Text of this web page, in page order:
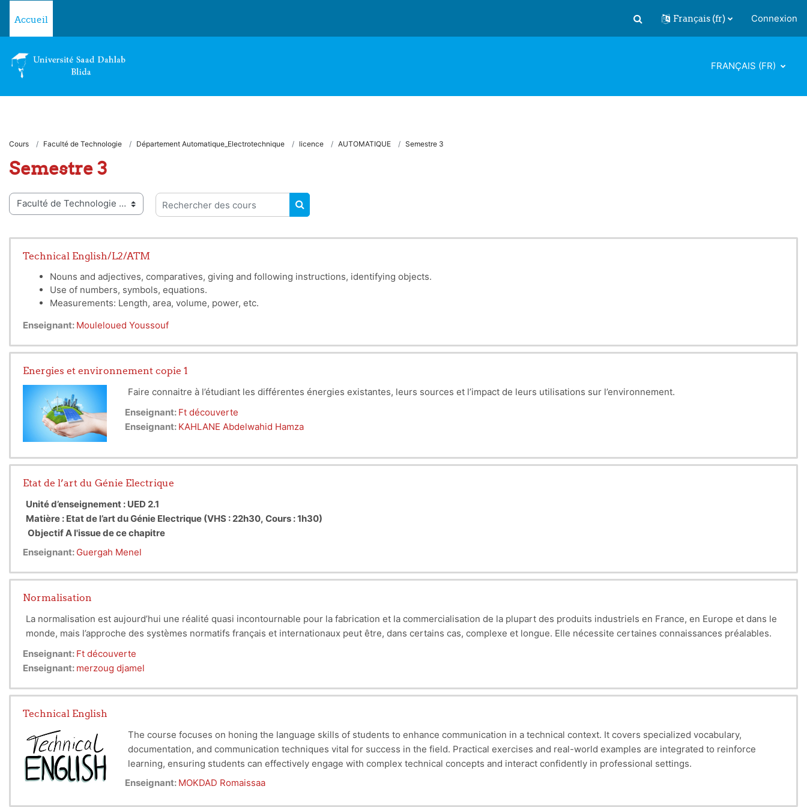
Accueil
Activer/désactiver la saisie de
Français ‎(fr)‎ Connexion
FRANÇAIS ‎(FR)‎
Cours Faculté de Technologie Département Automatique_Electrotechnique licence AUTOMATIQUE Semestre 3
Semestre 3
de cours
Rechercher des cours
RECHERCHER DES COURS
Technical English/L2/ATM
Nouns and adjectives, comparatives, giving and following instructions, identifying objects.
Use of numbers, symbols, equations.
Measurements: Length, area, volume, power, etc.
Characteristics of scientific texts.
Enseignant: Mouleloued Youssouf
Energies et environnement copie 1
Faire connaitre à l’étudiant les différentes énergies existantes, leurs sources et l’impact de leurs utilisations sur l’environnement.
Enseignant: Ft découverte
Enseignant: KAHLANE Abdelwahid Hamza
Etat de l’art du Génie Electrique
Unité d’enseignement : UED 2.1
Matière : Etat de l’art du Génie Electrique (VHS : 22h30, Cours : 1h30)
Objectif A l'issue de ce chapitre
L'étudiant sera a l'issue de ce cours, capable de :
Décrire chaque filière existante en génie électrique et comprendre bien son rôle.
préciser bien l'emplacement de sa spécialité et se projeter pour sa future carrière.
Définir les composants électroniques/électrique les plus utilisés
Connaître les compétences attendues à l'issue de cette formation.
Connaître les emplacements potentiels des offres d'emploi pour les diplômés en électronique/électrotechnique
La famille du Génie Electrique :
Introduction Generale
CHAPITRE 1 Electronique
CHAPITRE 2 Electrotechnique
CHAPITRE 4 Télécommunication,…etc.
Teaching Unit: UED 2.1
Subject: State of the art of Electrical Engineering (VHS: 22h30, Course: 1h30)
Objective At the end of this chapter
The student will be able to:
Describe each existing sector in electrical engineering and understand its role.
Enseignant: Guergah Menel
Normalisation
La normalisation est aujourd’hui une réalité quasi incontournable pour la fabrication et la commercialisation de la plupart des produits industriels en France, en Europe et dans le
monde, mais l’approche des systèmes normatifs français et internationaux peut être, dans certains cas, complexe et longue. Elle nécessite certaines connaissances préalables.
Enseignant: Ft découverte
Enseignant: merzoug djamel
Technical English
The course focuses on honing the language skills of students to enhance communication in a technical context. It covers specialized vocabulary,
documentation, and communication techniques vital for success in the field. Practical exercises and real-world examples are integrated to reinforce
learning, ensuring students can effectively engage with complex technical concepts and interact confidently in professional settings.
Enseignant: MOKDAD Romaissaa